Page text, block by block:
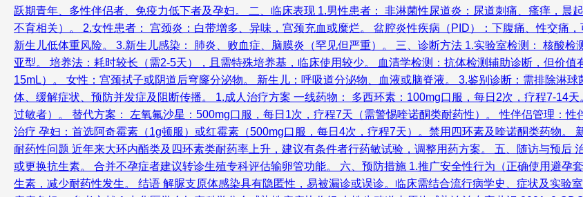
跃期青年、多性伴侣者、免疫力低下者及孕妇。 二、临床表现 1.男性患者： 非淋菌性尿道炎：尿道刺痛、瘙痒，
不育相关）。 2.女性患者： 宫颈炎：白带增多、异味，宫颈充血或糜烂。 盆腔炎性疾病（PID）：下腹痛、性交痛
新生儿低体重风险。 3.新生儿感染： 肺炎、败血症、脑膜炎（罕见但严重）。 三、诊断方法 1.实验室检测： 核酸
亚型。 培养法：耗时较长（需2-5天），且需特殊培养基，临床使用较少。 血清学检测：抗体检测辅助诊断，但价
15mL）。 女性：宫颈拭子或阴道后穹窿分泌物。 新生儿：呼吸道分泌物、血液或脑脊液。 3.鉴别诊断：需排除淋
体、缓解症状、预防并发症及阻断传播。 1.成人治疗方案 一线药物： 多西环素：100mg口服，每日2次，疗程7-14
过敏者）。 替代方案： 左氧氟沙星：500mg口服，每日1次，疗程7天（需警惕喹诺酮类耐药性）。 性伴侣管理：
治疗 孕妇：首选阿奇霉素（1g顿服）或红霉素（500mg口服，每日4次，疗程7天）。禁用四环素及喹诺酮类药物。
耐药性问题 近年来大环内酯类及四环素类耐药率上升，建议有条件者行药敏试验，调整用药方案。 五、随访与预后
或更换抗生素。 合并不孕症者建议转诊生殖专科评估输卵管功能。 六、预防措施 1.推广安全性行为（正确使用避孕
生素，减少耐药性发生。 结语 解脲支原体感染具有隐匿性，易被漏诊或误诊。临床需结合流行病学史、症状及实验